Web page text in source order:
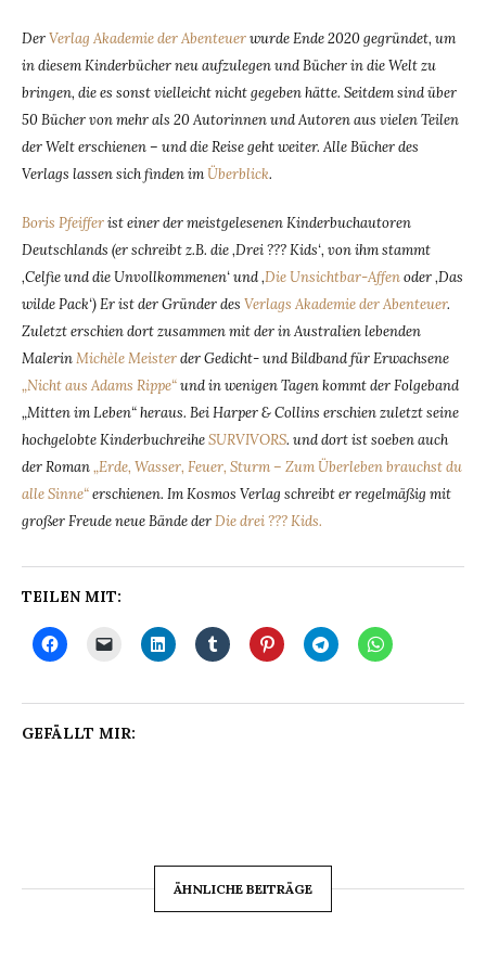
DerVerlag Akademie der Abenteuerwurde Ende 2020 gegründet, um
in diesem Kinderbücher neu aufzulegen und Bücher in die Welt zu
bringen, die es sonst vielleicht nicht gegeben hätte. Seitdem sind über
50 Bücher von mehr als 20 Autorinnen und Autoren aus vielen Teilen
der Welt erschienen – und die Reise geht weiter. Alle Bücher des
Verlags lassen sich finden imÜberblick.
Boris Pfeifferist einer der meistgelesenen Kinderbuchautoren
Deutschlands (er schreibt z.B. die ‚Drei ??? Kids‘, von ihm stammt
‚Celfie und die Unvollkommenen‘ und ‚Die Unsichtbar-Affenoder ‚Das
wilde Pack‘) Er ist der Gründer des Verlags Akademie der Abenteuer.
Zuletzt erschien dort zusammen mit der in Australien lebenden
MalerinMichèle Meisterder Gedicht- und Bildband für Erwachsene
„Nicht aus Adams Rippe“und in wenigen Tagen kommt der Folgeband
„Mitten im Leben“ heraus. Bei Harper & Collins erschien zuletzt seine
hochgelobte KinderbuchreiheSURVIVORS. und dort ist soeben auch
der Roman„Erde, Wasser, Feuer, Sturm – Zum Überleben brauchst du
alle Sinne“erschienen. Im Kosmos Verlag schreibt er regelmäßig mit
großer Freude neue Bände derDie drei ??? Kids.
TEILEN MIT:
GEFÄLLT MIR:
ÄHNLICHE BEITRÄGE